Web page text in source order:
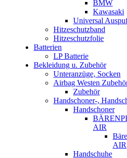
BMW
Kawasaki
Universal
Hitzeschutzband
Hitzeschutzfolie
Batterien
LP Batterie
Bekleidung u. Zubehör
Unteranzüge, Socken
Airbag Westen
Zubehör
Handschoner-,
Handschoner
AIR
AIR
Handschuhe